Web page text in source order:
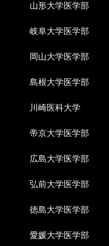
山形大学医学部
岐阜大学医学部
岡山大学医学部
島根大学医学部
川崎医科大学
帝京大学医学部
広島大学医学部
弘前大学医学部
徳島大学医学部
愛媛大学医学部